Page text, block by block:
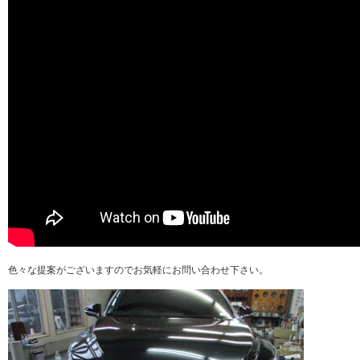
色々な提案がございますのでお気軽にお問い合わせ下さい。